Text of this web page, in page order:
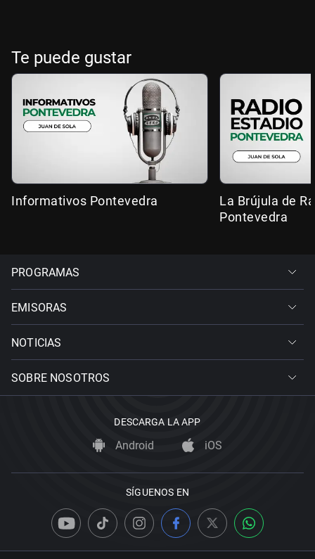
Te puede gustar
Informativos Pontevedra
La Brújula de
Pontevedra
PROGRAMAS
EMISORAS
NOTICIAS
SOBRE NOSOTROS
DESCARGA LA APP
Android iOS
SÍGUENOS EN